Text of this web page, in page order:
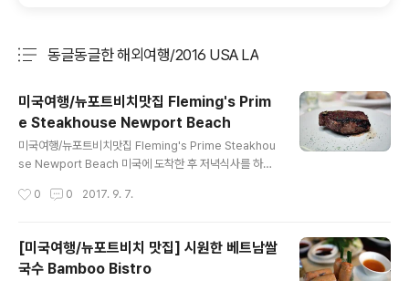
동글동글한 해외여행/2016 USA LA
미국여행/뉴포트비치맛집 Fleming's Prim
e Steakhouse Newport Beach
미국여행/뉴포트비치맛집 Fleming's Prime Steakhou
se Newport Beach 미국에 도착한 후 저녁식사를 하러
생각보다는 금방 갔네요.사실 플레밍스 스테이크하우스의
는 했네요. ▲ 내부 분위기는 이런식..사진을 좀 흐리게 했
지만 내부 분위기는 이렇고 상당히 어두운 편입니다. 그리
0 0 2017. 9. 7.
[미국여행/뉴포트비치 맛집] 시원한 베트남쌀
국수 Bamboo Bistro